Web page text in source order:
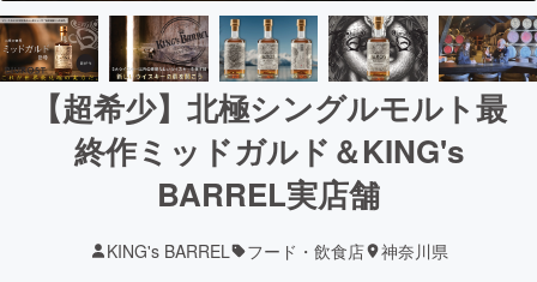
【超希少】北極シングルモルト最
終作ミッドガルド＆KING's
BARREL実店舗
KING's BARREL フード・飲食店 神奈川県